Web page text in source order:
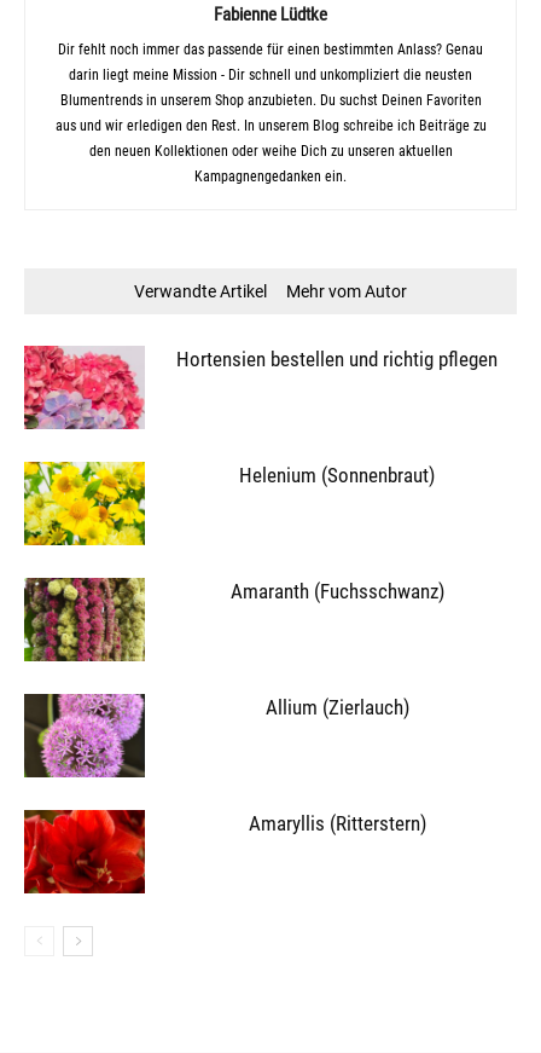
Fabienne Lüdtke
Dir fehlt noch immer das passende für einen bestimmten Anlass? Genau
darin liegt meine Mission - Dir schnell und unkompliziert die neusten
Blumentrends in unserem Shop anzubieten. Du suchst Deinen Favoriten
aus und wir erledigen den Rest. In unserem Blog schreibe ich Beiträge zu
den neuen Kollektionen oder weihe Dich zu unseren aktuellen
Kampagnengedanken ein.
Verwandte Artikel Mehr vom Autor
Hortensien bestellen und richtig pflegen
Helenium (Sonnenbraut)
Amaranth (Fuchsschwanz)
Allium (Zierlauch)
Amaryllis (Ritterstern)